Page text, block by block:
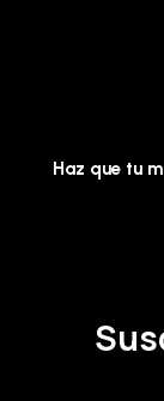
Haz que tu